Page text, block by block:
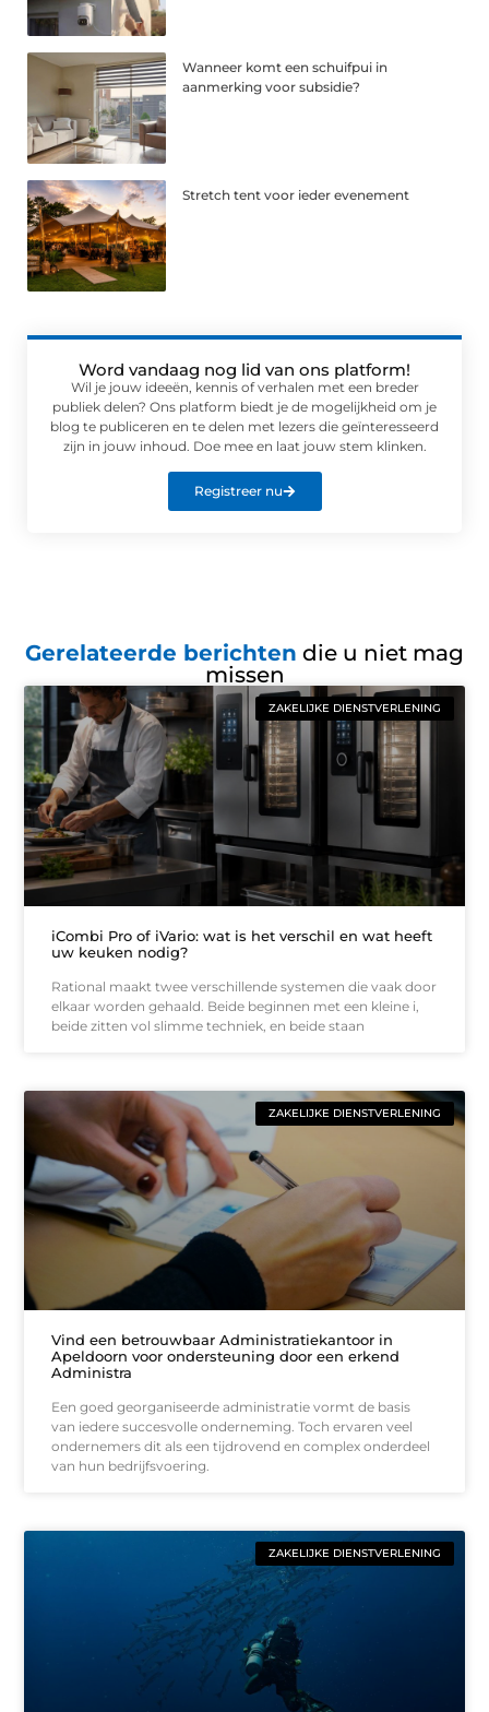
Wanneer komt een schuifpui in
aanmerking voor subsidie?
Stretch tent voor ieder evenement
Word vandaag nog lid van ons platform!
Wil je jouw ideeën, kennis of verhalen met een breder
publiek delen? Ons platform biedt je de mogelijkheid om je
blog te publiceren en te delen met lezers die geïnteresseerd
zijn in jouw inhoud. Doe mee en laat jouw stem klinken.
Registreer nu
Gerelateerde berichten die u niet mag
missen
ZAKELIJKE DIENSTVERLENING
iCombi Pro of iVario: wat is het verschil en wat heeft
uw keuken nodig?
Rational maakt twee verschillende systemen die vaak door
elkaar worden gehaald. Beide beginnen met een kleine i,
beide zitten vol slimme techniek, en beide staan
ZAKELIJKE DIENSTVERLENING
Vind een betrouwbaar Administratiekantoor in
Apeldoorn voor ondersteuning door een erkend
Administra
Een goed georganiseerde administratie vormt de basis
van iedere succesvolle onderneming. Toch ervaren veel
ondernemers dit als een tijdrovend en complex onderdeel
van hun bedrijfsvoering.
ZAKELIJKE DIENSTVERLENING